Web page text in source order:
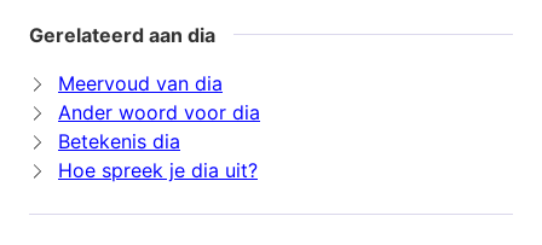
Gerelateerd aan dia
Meervoud van dia
Ander woord voor dia
Betekenis dia
Hoe spreek je dia uit?